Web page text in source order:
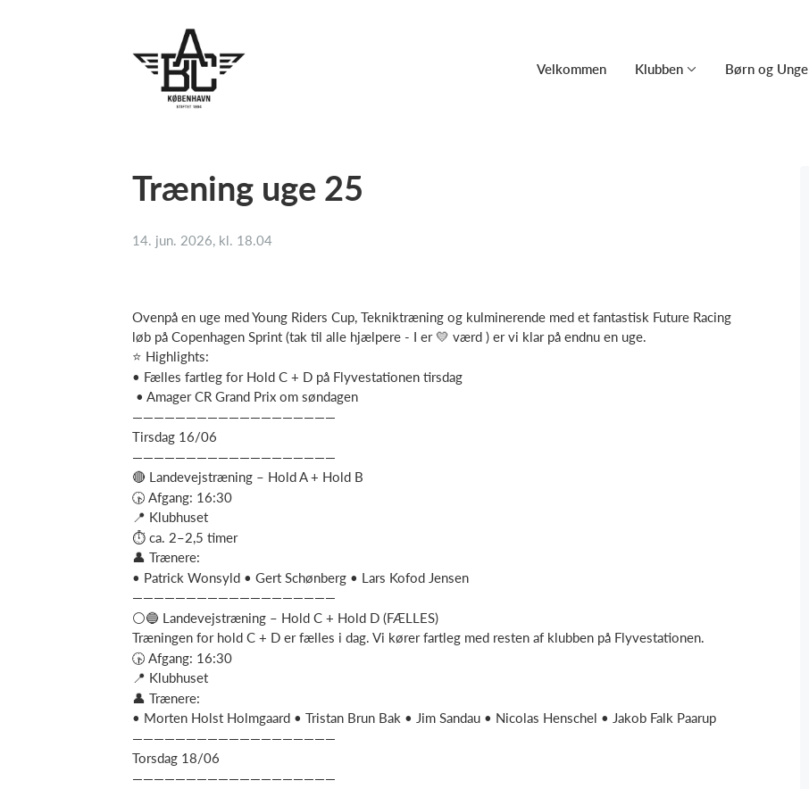
Velkommen Klubben Børn og Unge
Træning uge 25
14. jun. 2026, kl. 18.04
Ovenpå en uge med Young Riders Cup, Tekniktræning og kulminerende med et fantastisk Future Racing
løb på Copenhagen Sprint (tak til alle hjælpere - I er 💛 værd ) er vi klar på endnu en uge.
⭐ Highlights:
• Fælles fartleg for Hold C + D på Flyvestationen tirsdag
• Amager CR Grand Prix om søndagen
———————————————————
Tirsdag 16/06
———————————————————
🔴 Landevejstræning – Hold A + Hold B
🕟 Afgang: 16:30
📍 Klubhuset
⏱ ca. 2–2,5 timer
👤 Trænere:
• Patrick Wonsyld • Gert Schønberg • Lars Kofod Jensen
———————————————————
⚪🔵 Landevejstræning – Hold C + Hold D (FÆLLES)
Træningen for hold C + D er fælles i dag. Vi kører fartleg med resten af klubben på Flyvestationen.
🕟 Afgang: 16:30
📍 Klubhuset
👤 Trænere:
• Morten Holst Holmgaard • Tristan Brun Bak • Jim Sandau • Nicolas Henschel • Jakob Falk Paarup
———————————————————
Torsdag 18/06
———————————————————